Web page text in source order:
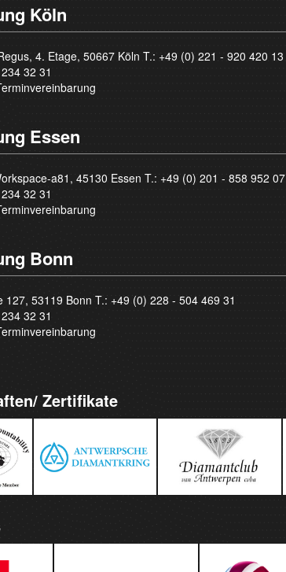
Köln
4. Etage, 50667 Köln T.: +49 (0) 221 - 920 420 13
32 31
Essen
a81, 45130 Essen T.: +49 (0) 201 - 858 952 07
32 31
Bonn
127, 53119 Bonn T.: +49 (0) 228 - 504 469 31
32 31
Zertifikate